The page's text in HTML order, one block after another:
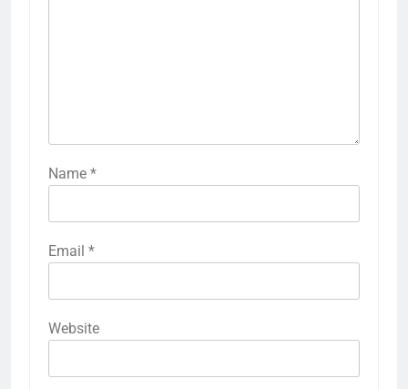
Name *
Email *
Website